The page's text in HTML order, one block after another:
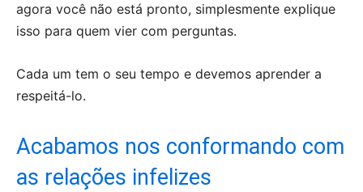
agora você não está pronto, simplesmente explique
isso para quem vier com perguntas.
Cada um tem o seu tempo e devemos aprender a
respeitá-lo.
Acabamos nos conformando com
as relações infelizes